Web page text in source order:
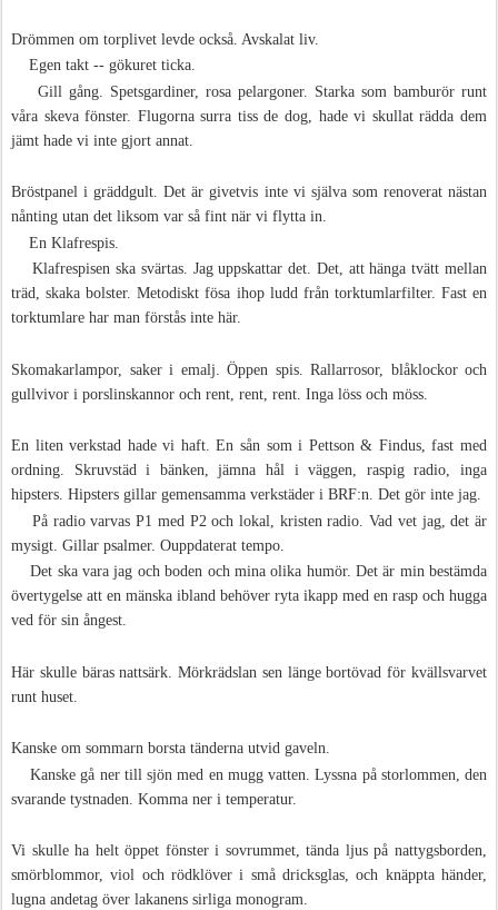
Drömmen om torplivet levde också. Avskalat liv.
Egen takt -- gökuret ticka.
Gill gång. Spetsgardiner, rosa pelargoner. Starka som bamburör runt
våra skeva fönster. Flugorna surra tiss de dog, hade vi skullat rädda dem
jämt hade vi inte gjort annat.
Bröstpanel i gräddgult. Det är givetvis inte vi själva som renoverat nästan
nånting utan det liksom var så fint när vi flytta in.
En Klafrespis.
Klafrespisen ska svärtas. Jag uppskattar det. Det, att hänga tvätt mellan
träd, skaka bolster. Metodiskt fösa ihop ludd från torktumlarfilter. Fast en
torktumlare har man förstås inte här.
Skomakarlampor, saker i emalj. Öppen spis. Rallarrosor, blåklockor och
gullvivor i porslinskannor och rent, rent, rent. Inga löss och möss.
En liten verkstad hade vi haft. En sån som i Pettson & Findus, fast med
ordning. Skruvstäd i bänken, jämna hål i väggen, raspig radio, inga
hipsters. Hipsters gillar gemensamma verkstäder i BRF:n. Det gör inte jag.
På radio varvas P1 med P2 och lokal, kristen radio. Vad vet jag, det är
mysigt. Gillar psalmer. Ouppdaterat tempo.
Det ska vara jag och boden och mina olika humör. Det är min bestämda
övertygelse att en mänska ibland behöver ryta ikapp med en rasp och hugga
ved för sin ångest.
Här skulle bäras nattsärk. Mörkrädslan sen länge bortövad för kvällsvarvet
runt huset.
Kanske om sommarn borsta tänderna utvid gaveln.
Kanske gå ner till sjön med en mugg vatten. Lyssna på storlommen, den
svarande tystnaden. Komma ner i temperatur.
Vi skulle ha helt öppet fönster i sovrummet, tända ljus på nattygsborden,
smörblommor, viol och rödklöver i små dricksglas, och knäppta händer,
lugna andetag över lakanens sirliga monogram.